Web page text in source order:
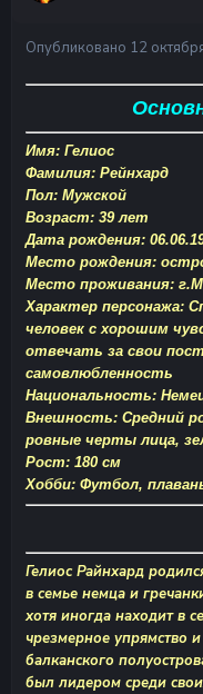
Опубликовано 12
Имя: Гелиос
Фамилия: Рейнхард
Пол: Мужской
Возраст: 39 лет
Дата рождения:
Место рождения:
Место проживания:
Характер персонажа:
человек с хорошим
отвечать за свои
самовлюбленность
Национальность:
Внешность: Средний
ровные черты лица,
Рост: 180 см
Хобби: Футбол,
Гелиос Райнхард
в семье немца и
хотя иногда находит в
чрезмерное упрямство
балканского
был лидером среди